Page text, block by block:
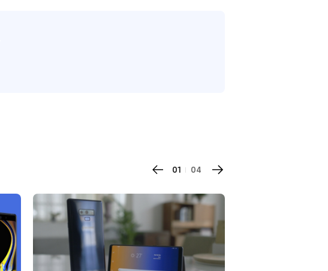
01 04